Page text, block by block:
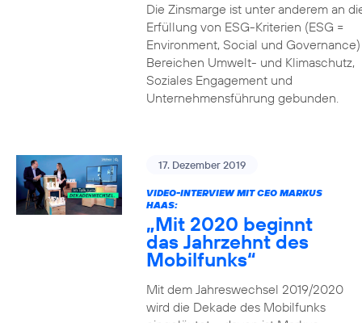
Die Zinsmarge ist unter anderem an
Erfüllung von ESG-Kriterien (ESG =
Environment, Social und
Bereichen Umwelt- und Klimaschutz,
Soziales Engagement und
Unternehmensführung gebunden.
17. Dezember 2019
VIDEO-INTERVIEW MIT CEO MARKUS
HAAS:
„Mit 2020 beginnt
das Jahrzehnt des
Mobilfunks“
Mit dem Jahreswechsel 2019/2020
wird die Dekade des Mobilfunks